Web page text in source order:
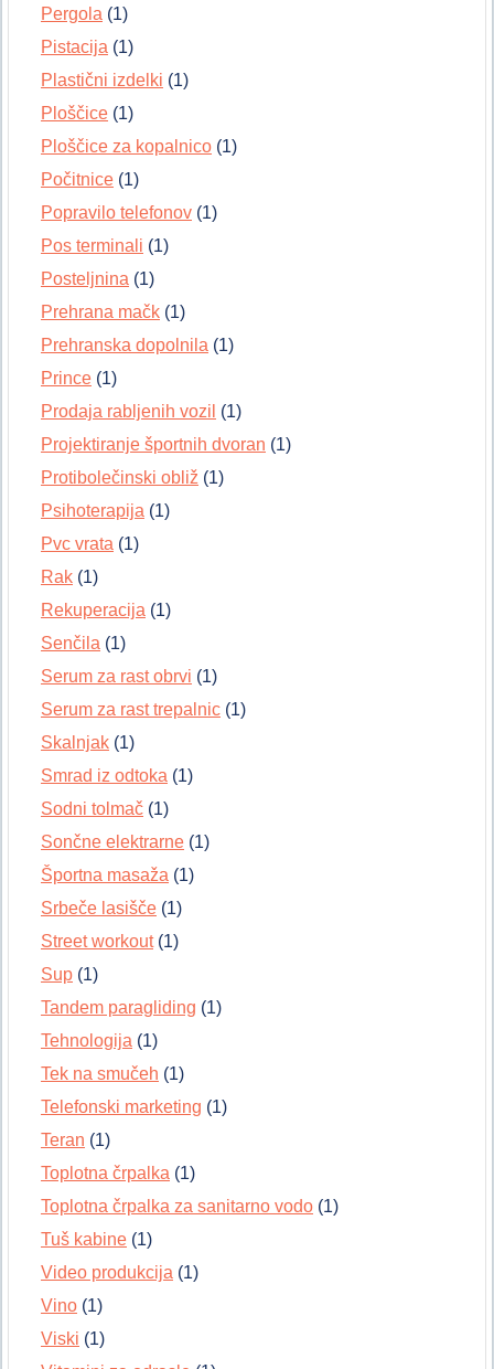
Pergola (1)
Pistacija (1)
Plastični izdelki (1)
Ploščice (1)
Ploščice za kopalnico (1)
Počitnice (1)
Popravilo telefonov (1)
Pos terminali (1)
Posteljnina (1)
Prehrana mačk (1)
Prehranska dopolnila (1)
Prince (1)
Prodaja rabljenih vozil (1)
Projektiranje športnih dvoran (1)
Protibolečinski obliž (1)
Psihoterapija (1)
Pvc vrata (1)
Rak (1)
Rekuperacija (1)
Senčila (1)
Serum za rast obrvi (1)
Serum za rast trepalnic (1)
Skalnjak (1)
Smrad iz odtoka (1)
Sodni tolmač (1)
Sončne elektrarne (1)
Športna masaža (1)
Srbeče lasišče (1)
Street workout(1)
Sup (1)
Tandem paragliding (1)
Tehnologija (1)
Tek na smučeh (1)
Telefonski marketing (1)
Teran (1)
Toplotna črpalka (1)
Toplotna črpalka za sanitarno vodo (1)
Tuš kabine (1)
Video produkcija (1)
Vino (1)
Viski (1)